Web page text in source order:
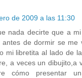
de 2009 a las 11:30
nada decirte que a
de dormir se me
mi libretita al lado de
a veces un dibujito,a
cómo presentar